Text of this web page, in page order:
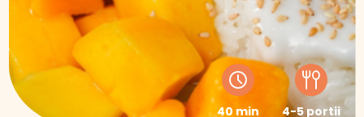
40 min 4-5 portii